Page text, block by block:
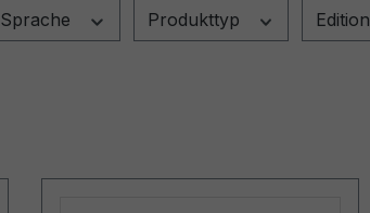
Sprache Produkttyp Edition